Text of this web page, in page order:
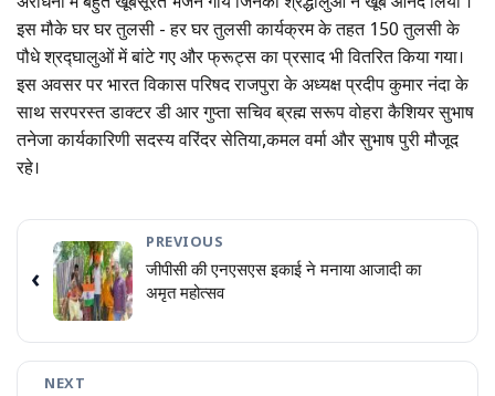
इस मौके घर घर तुलसी - हर घर तुलसी कार्यक्रम के तहत 150 तुलसी के
पौधे श्रद्घालुओं में बांटे गए और फ्रूट्स का प्रसाद भी वितरित किया गया।
इस अवसर पर भारत विकास परिषद राजपुरा के अध्यक्ष प्रदीप कुमार नंदा के
साथ सरपरस्त डाक्टर डी आर गुप्ता सचिव ब्रह्म सरूप वोहरा कैशियर सुभाष
तनेजा कार्यकारिणी सदस्य वरिंदर सेतिया,कमल वर्मा और सुभाष पुरी मौजूद
रहे।
‹
PREVIOUS
जीपीसी की एनएसएस इकाई ने मनाया आजादी का
अमृत महोत्सव
NEXT